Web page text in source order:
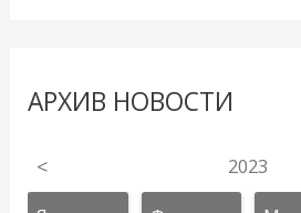
АРХИВ НОВОСТИ
< 2023